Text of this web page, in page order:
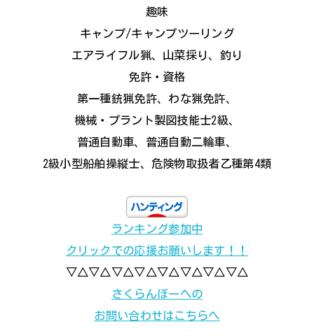
趣味
キャンプ/キャンプツーリング
エアライフル猟、山菜採り、釣り
免許・資格
第一種銃猟免許、わな猟免許、
機械・プラント製図技能士2級、
普通自動車、普通自動二輪車、
2級小型船舶操縦士、危険物取扱者乙種第4類
ランキング参加中
クリックでの応援お願いします！！
▽△▽△▽△▽△▽△▽△▽△▽△
さくらんぼーへの
お問い合わせはこちらへ